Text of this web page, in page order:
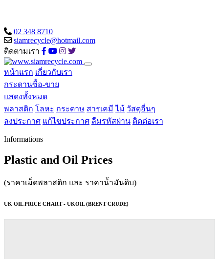
02 348 8710
siamrecycle@hotmail.com
ติดตามเรา
หน้าแรก เกี่ยวกับเรา
กระดานซื้อ-ขาย
แสดงทั้งหมด
พลาสติก โลหะ กระดาษ สารเคมี ไม้ วัสดุอื่นๆ
ลงประกาศ แก้ไขประกาศ ลืมรหัสผ่าน ติดต่อเรา
Informations
Plastic and Oil Prices
(ราคาเม็ดพลาสติก และ ราคาน้ำมันดิบ)
UK OIL PRICE CHART - UKOIL (BRENT CRUDE)